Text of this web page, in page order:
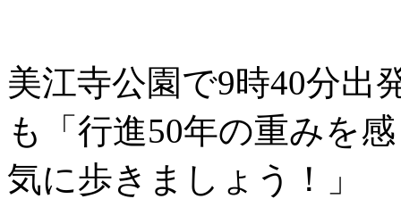
美江寺公園で9時40分出
も「行進50年の重みを
気に歩きましょう！」